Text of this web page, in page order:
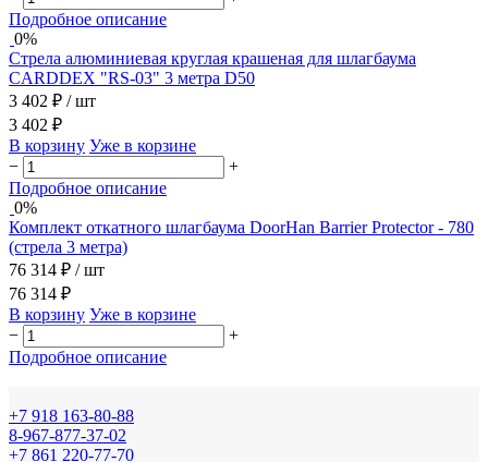
Подробное описание
0%
Стрела алюминиевая круглая крашеная для шлагбаума
CARDDEX "RS-03" 3 метра D50
3 402 ₽ / шт
3 402 ₽
В корзину Уже в корзине
−
+
Подробное описание
0%
Комплект откатного шлагбаума DoorHan Barrier Protector - 780
(стрела 3 метра)
76 314 ₽ / шт
76 314 ₽
В корзину Уже в корзине
−
+
Подробное описание
+7 918 163-80-88
8-967-877-37-02
+7 861 220-77-70